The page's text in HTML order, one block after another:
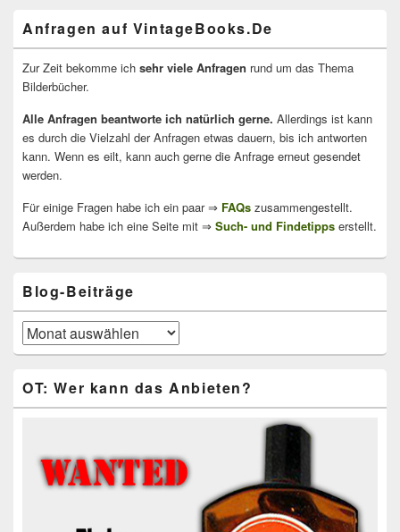
Anfragen auf VintageBooks.De
Zur Zeit bekomme ich sehr viele Anfragen rund um das Thema
Bilderbücher.
Alle Anfragen beantworte ich natürlich gerne. Allerdings ist kann
es durch die Vielzahl der Anfragen etwas dauern, bis ich antworten
kann. Wenn es eilt, kann auch gerne die Anfrage erneut gesendet
werden.
Für einige Fragen habe ich ein paar ⇒ FAQs zusammengestellt.
Außerdem habe ich eine Seite mit ⇒ Such- und Findetipps erstellt.
Blog-Beiträge
Blog-
Beiträge
OT: Wer kann das Anbieten?